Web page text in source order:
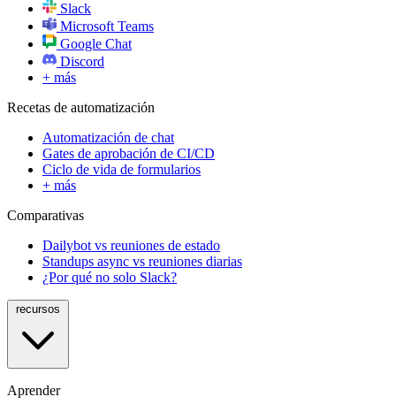
Slack
Microsoft Teams
Google Chat
Discord
+ más
Recetas de automatización
Automatización de chat
Gates de aprobación de CI/CD
Ciclo de vida de formularios
+ más
Comparativas
Dailybot vs reuniones de estado
Standups async vs reuniones diarias
¿Por qué no solo Slack?
Aprender